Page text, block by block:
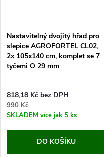
Nastavitelný dvojitý hřad pro
slepice AGROFORTEL CL02,
2x 105x140 cm, komplet se 7
tyčemi O 29 mm
818,18 Kč bez DPH
990 Kč
SKLADEM více jak 5 ks
DO KOŠÍKU